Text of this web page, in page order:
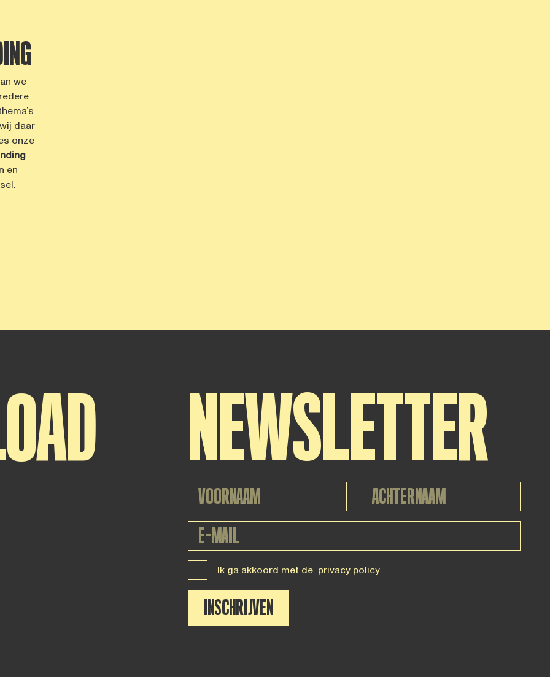
we
daar
onze
en
NEWSLETTER
Ik ga akkoord met de privacy policy
INSCHRIJVEN